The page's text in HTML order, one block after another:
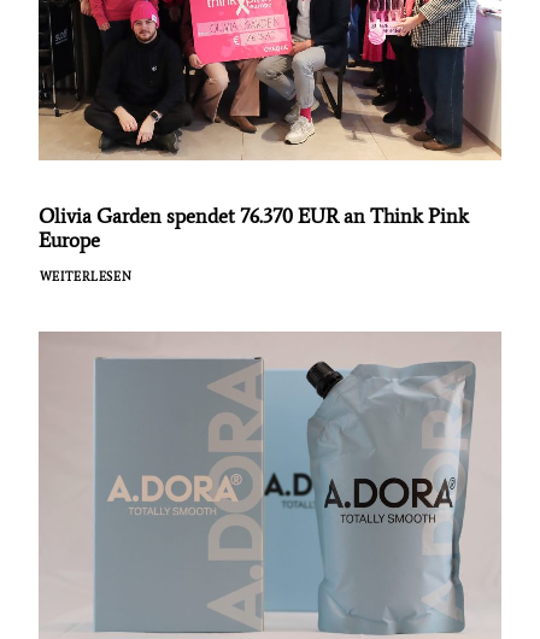
Olivia Garden spendet 76.370 EUR an Think Pink
Europe
WEITERLESEN